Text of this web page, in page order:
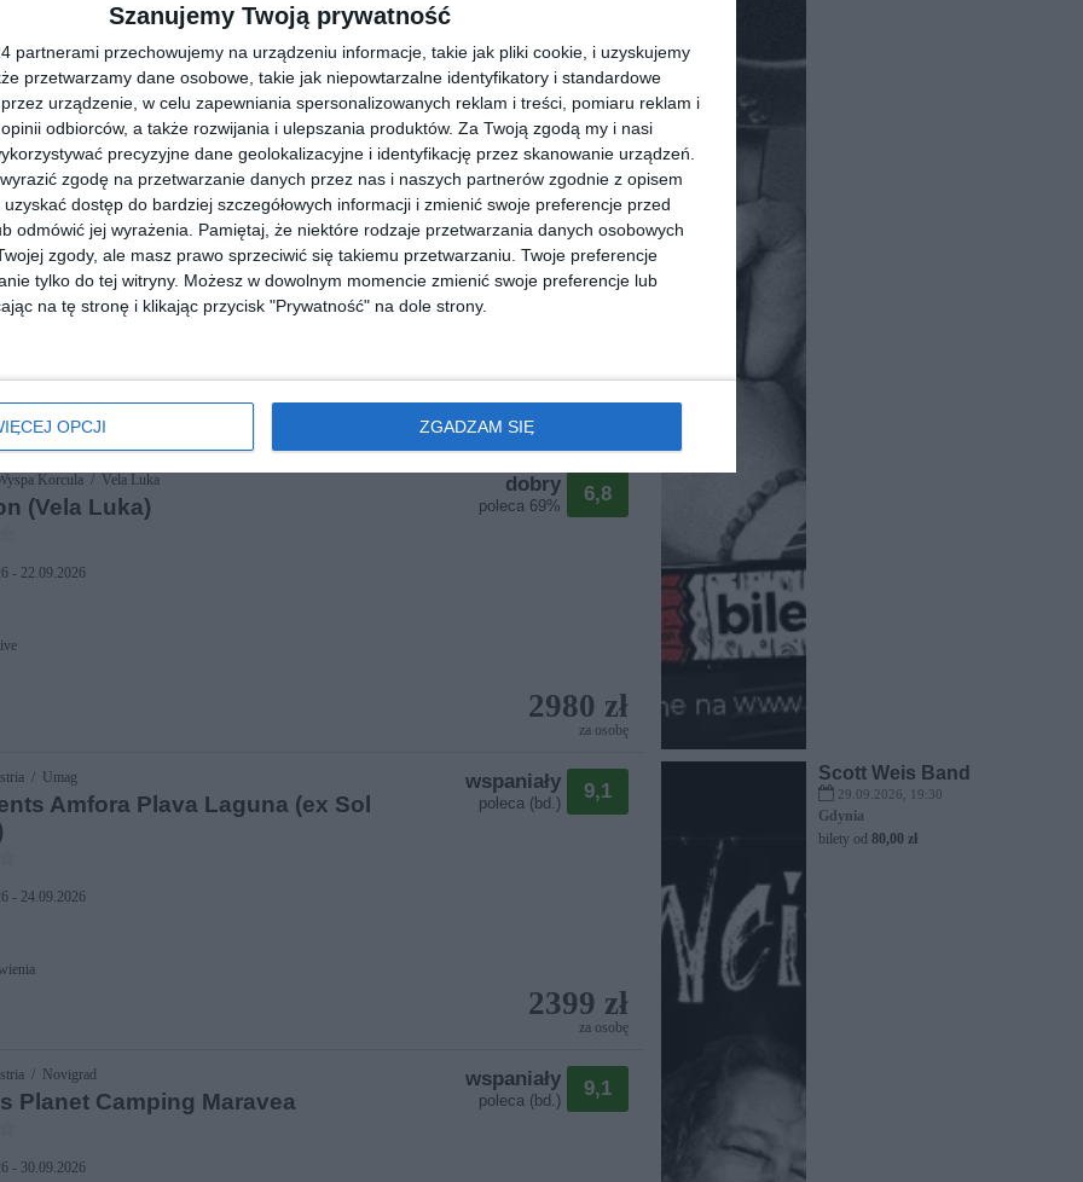
Szanujemy Twoją prywatność
partnerami przechowujemy na urządzeniu informacje, takie jak pliki cookie, i uzyskujemy
przetwarzamy dane osobowe, takie jak niepowtarzalne identyfikatory i standardowe
przez urządzenie, w celu zapewniania spersonalizowanych reklam i treści, pomiaru reklam i
odbiorców, a także rozwijania i ulepszania produktów. Za Twoją zgodą my i nasi
precyzyjne dane geolokalizacyjne i identyfikację przez skanowanie urządzeń.
zgodę na przetwarzanie danych przez nas i naszych partnerów zgodnie z opisem
dostęp do bardziej szczegółowych informacji i zmienić swoje preferencje przed
odmówić jej wyrażenia.
Pamiętaj, że niektóre rodzaje przetwarzania danych osobowych
zgody, ale masz prawo sprzeciwić się takiemu przetwarzaniu. Twoje preferencje
tylko do tej witryny. Możesz w dowolnym momencie zmienić swoje preferencje lub
na tę stronę i klikając przycisk "Prywatność" na dole strony.
OPCJI ZGADZAM SIĘ
4 terminy
889 zł
za osobę
/ Karlobag
- 22.09.2026
dobry
poleca 73%
6,6
2698 zł
Korcula / Vela Luka
(Vela Luka)
- 22.09.2026
dobry
poleca 69%
6,8
2980 zł
za osobę
/ Umag
Amfora Plava Laguna (ex Sol
- 24.09.2026
wspaniały
poleca (bd.)
9,1
2399 zł
za osobę
/ Novigrad
Planet Camping Maravea
- 30.09.2026
wspaniały
poleca (bd.)
9,1
Scott Weis Band
29.09.2026, 19:30
Gdynia
bilety od 80,00 zł